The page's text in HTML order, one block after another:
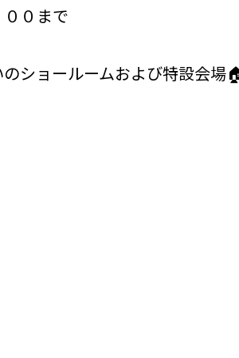
０まで
ョールームおよび特設会場